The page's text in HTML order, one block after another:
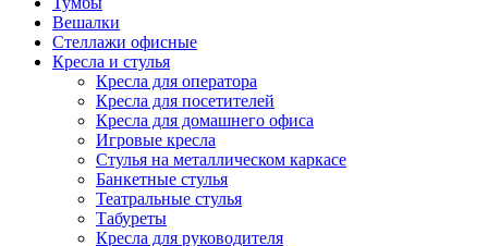
Вешалки
Стеллажи офисные
Кресла и стулья
Кресла для оператора
Кресла для посетителей
Кресла для домашнего офиса
Игровые кресла
Стулья на металлическом каркасе
Банкетные стулья
Театральные стулья
Табуреты
Кресла для руководителя